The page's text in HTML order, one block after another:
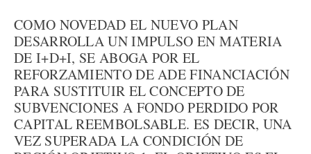
COMO NOVEDAD EL NUEVO PLAN
DESARROLLA UN IMPULSO EN MATERIA
DE I+D+I, SE ABOGA POR EL
REFORZAMIENTO DE ADE FINANCIACIÓN
PARA SUSTITUIR EL CONCEPTO DE
SUBVENCIONES A FONDO PERDIDO POR
CAPITAL REEMBOLSABLE. ES DECIR, UNA
VEZ SUPERADA LA CONDICIÓN DE